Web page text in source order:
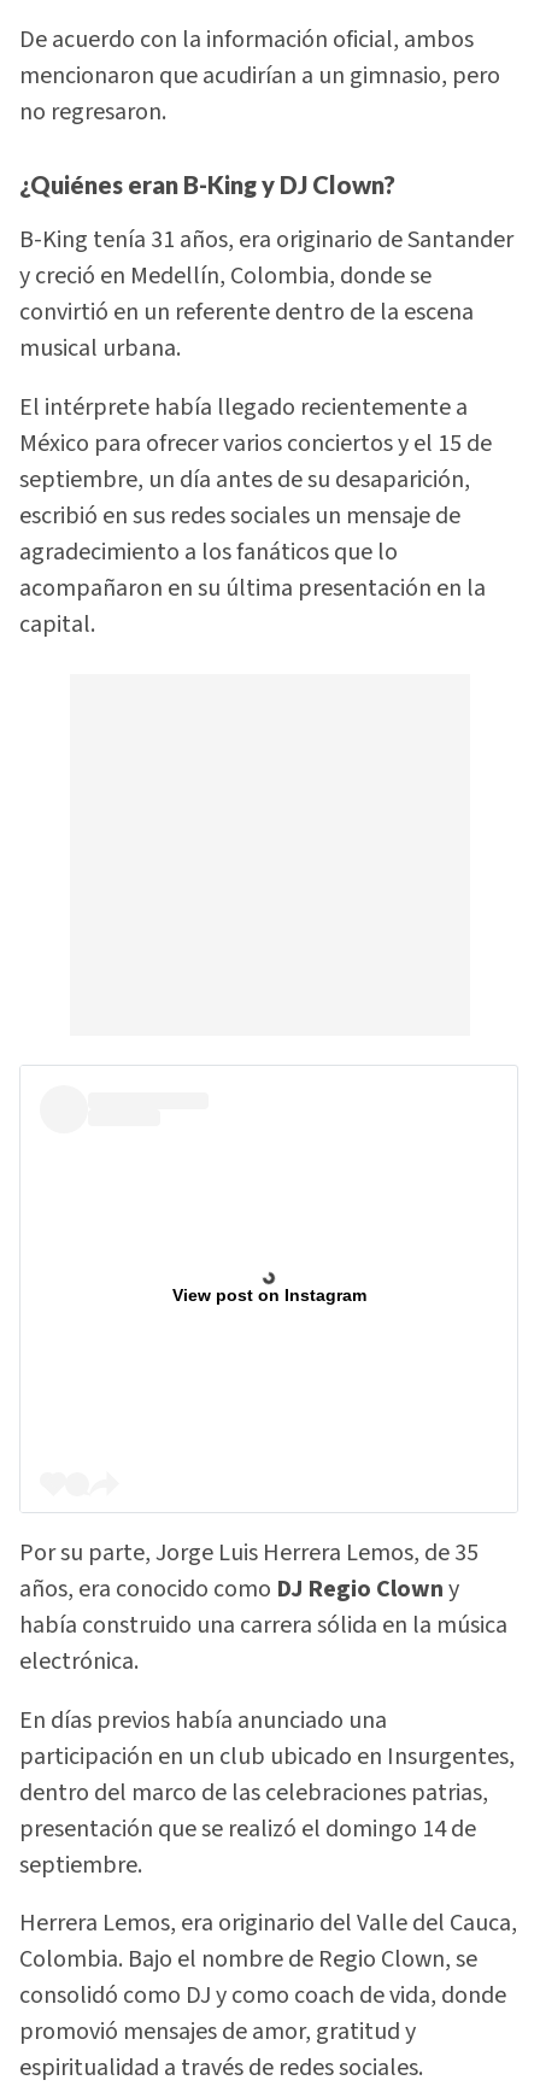
De acuerdo con la información oficial, ambos
mencionaron que acudirían a un gimnasio, pero
no regresaron.
¿Quiénes eran B-King y DJ Clown?
B-King tenía 31 años, era originario de Santander
y creció en Medellín, Colombia, donde se
convirtió en un referente dentro de la escena
musical urbana.
El intérprete había llegado recientemente a
México para ofrecer varios conciertos y el 15 de
septiembre, un día antes de su desaparición,
escribió en sus redes sociales un mensaje de
agradecimiento a los fanáticos que lo
acompañaron en su última presentación en la
capital.
View post on Instagram
Por su parte, Jorge Luis Herrera Lemos, de 35
años, era conocido como DJ Regio Clowny
había construido una carrera sólida en la música
electrónica.
En días previos había anunciado una
participación en un club ubicado en Insurgentes,
dentro del marco de las celebraciones patrias,
presentación que se realizó el domingo 14 de
septiembre.
Herrera Lemos, era originario del Valle del Cauca,
Colombia. Bajo el nombre de Regio Clown, se
consolidó como DJ y como coach de vida, donde
promovió mensajes de amor, gratitud y
espiritualidad a través de redes sociales.